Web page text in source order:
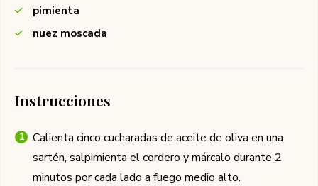
pimienta
nuez moscada
Instrucciones
Calienta cinco cucharadas de aceite de oliva en una
sartén, salpimienta el cordero y márcalo durante 2
minutos por cada lado a fuego medio alto.